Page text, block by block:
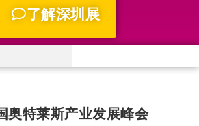
了解深圳展
奥特莱斯产业发展峰会